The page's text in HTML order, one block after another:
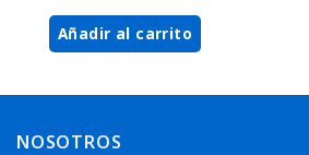
Añadir al carrito
NOSOTROS